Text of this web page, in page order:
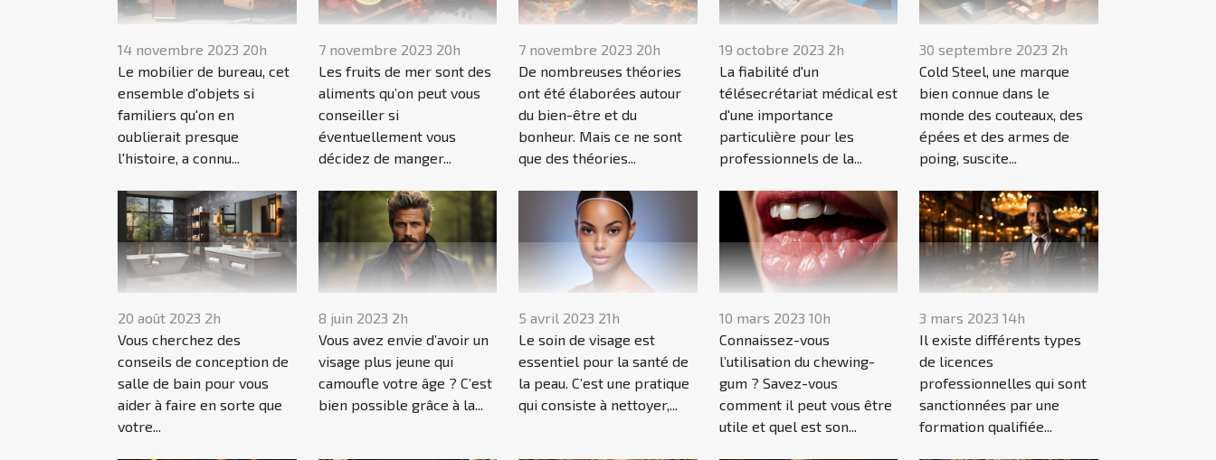
14 novembre 2023 20h
Le mobilier de bureau, cet
ensemble d'objets si
familiers qu'on en
oublierait presque
l'histoire, a connu...
7 novembre 2023 20h
Les fruits de mer sont des
aliments qu’on peut vous
conseiller si
éventuellement vous
décidez de manger...
7 novembre 2023 20h
De nombreuses théories
ont été élaborées autour
du bien-être et du
bonheur. Mais ce ne sont
que des théories...
19 octobre 2023 2h
La fiabilité d'un
télésecrétariat médical est
d'une importance
particulière pour les
professionnels de la...
30 septembre 2023 2h
Cold Steel, une marque
bien connue dans le
monde des couteaux, des
épées et des armes de
poing, suscite...
20 août 2023 2h
Vous cherchez des
conseils de conception de
salle de bain pour vous
aider à faire en sorte que
votre...
8 juin 2023 2h
Vous avez envie d’avoir un
visage plus jeune qui
camoufle votre âge ? C’est
bien possible grâce à la...
5 avril 2023 21h
Le soin de visage est
essentiel pour la santé de
la peau. C’est une pratique
qui consiste à nettoyer,...
10 mars 2023 10h
Connaissez-vous
l’utilisation du chewing-
gum ? Savez-vous
comment il peut vous être
utile et quel est son...
3 mars 2023 14h
Il existe différents types
de licences
professionnelles qui sont
sanctionnées par une
formation qualifiée...